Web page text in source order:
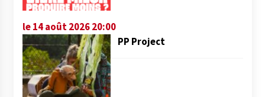
le 14 août 2026 20:00
PP Project